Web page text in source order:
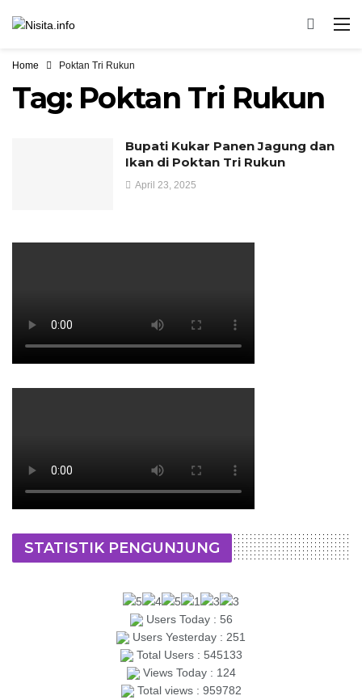
Home Poktan Tri Rukun
Tag: Poktan Tri Rukun
Bupati Kukar Panen Jagung dan
Ikan di Poktan Tri Rukun
April 23, 2025
STATISTIK PENGUNJUNG
Users Today : 56
Users Yesterday : 251
Total Users : 545133
Views Today : 124
Total views : 959782